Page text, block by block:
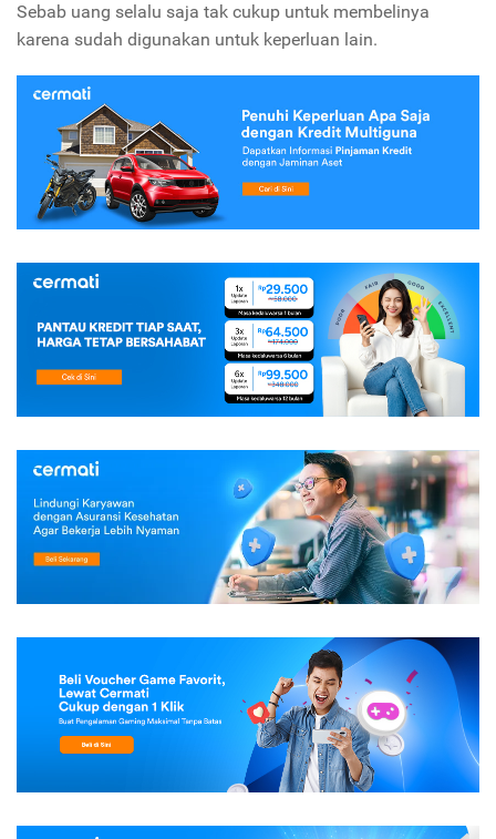
Sebab uang selalu saja tak cukup untuk membelinya
karena sudah digunakan untuk keperluan lain.